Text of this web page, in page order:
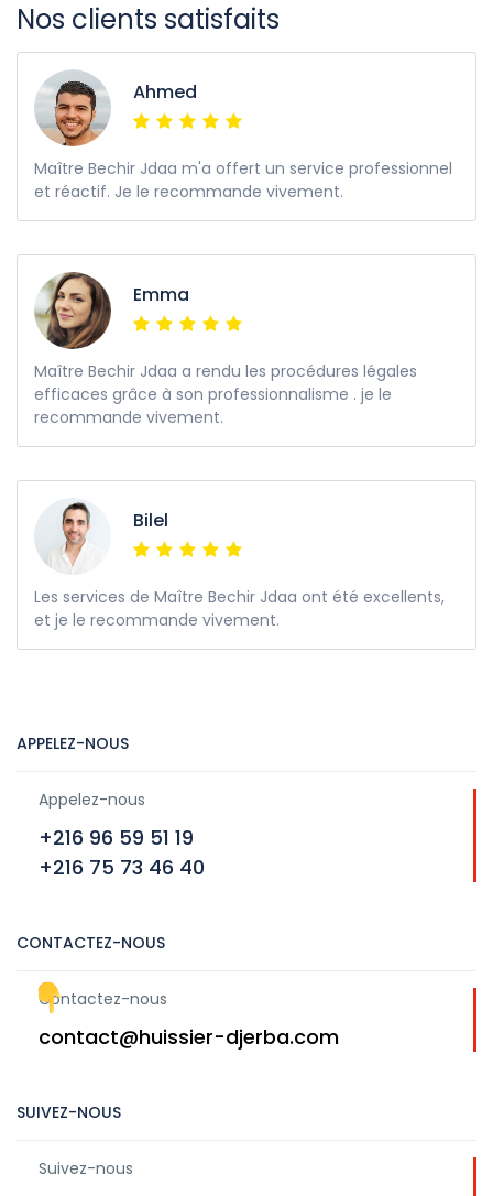
Nos clients satisfaits
Ahmed
Maître Bechir Jdaa m'a offert un service professionnel
et réactif. Je le recommande vivement.
Emma
Maître Bechir Jdaa a rendu les procédures légales
efficaces grâce à son professionnalisme . je le
recommande vivement.
Bilel
Les services de Maître Bechir Jdaa ont été excellents,
et je le recommande vivement.
APPELEZ-NOUS
Appelez-nous
+216 96 59 51 19
+216 75 73 46 40
CONTACTEZ-NOUS
Contactez-nous
contact@huissier-djerba.com
SUIVEZ-NOUS
Suivez-nous